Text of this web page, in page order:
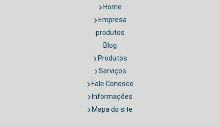
Home
Empresa
produtos
Blog
Produtos
Serviços
Fale Conosco
Informações
Mapa do site